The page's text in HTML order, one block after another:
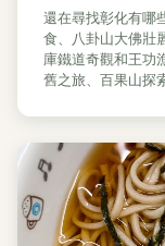
還在尋找彰化有哪
食、八卦山大佛壯
庫鐵道奇觀和王功
舊之旅、百果山探